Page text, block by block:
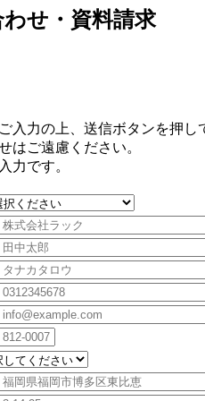
せ・資料請求
入力の上、送信ボタンを押し
はご遠慮ください。
力です。